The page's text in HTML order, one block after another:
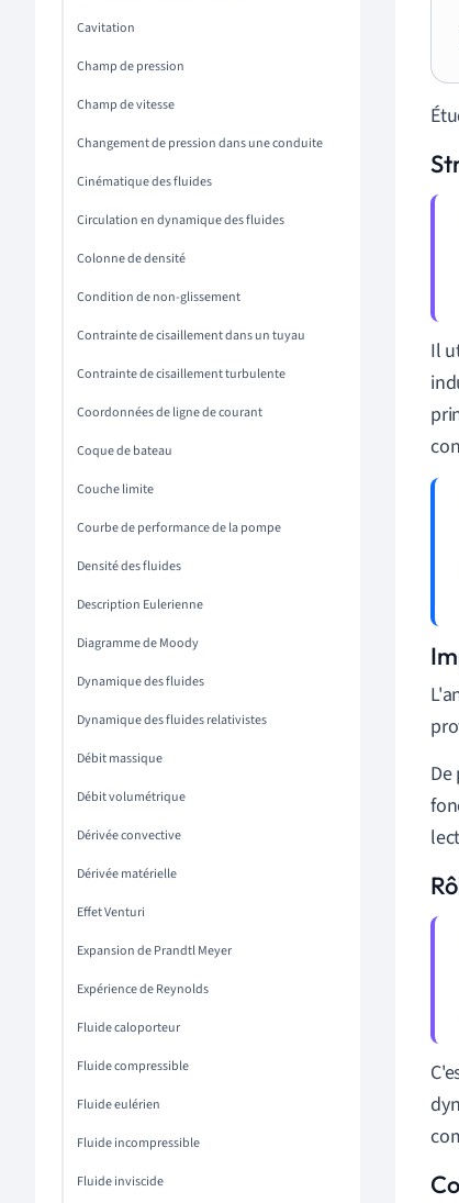
Cavitation
Champ de pression
Champ de vitesse
Changement de pression dans une conduite
Cinématique des fluides
Circulation en dynamique des fluides
Colonne de densité
Condition de non-glissement
Contrainte de cisaillement dans un tuyau
Contrainte de cisaillement turbulente
Coordonnées de ligne de courant
Coque de bateau
Couche limite
Courbe de performance de la pompe
Densité des fluides
Description Eulerienne
Diagramme de Moody
Dynamique des fluides
Dynamique des fluides relativistes
Débit massique
Débit volumétrique
Dérivée convective
Dérivée matérielle
Effet Venturi
Expansion de Prandtl Meyer
Expérience de Reynolds
Fluide caloporteur
Fluide compressible
Fluide eulérien
Fluide incompressible
Fluide inviscide
Il